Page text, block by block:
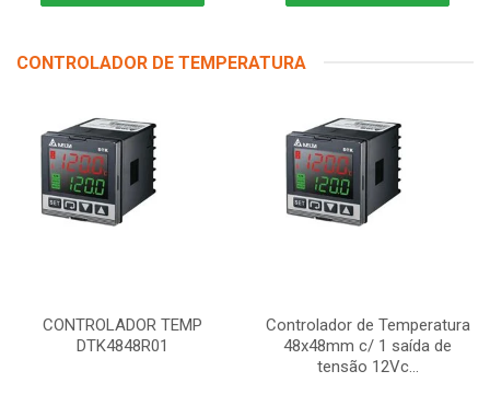
CONTROLADOR DE TEMPERATURA
CONTROLADOR TEMP
DTK4848R01
Controlador de Temperatura
48x48mm c/ 1 saída de
tensão 12Vc...